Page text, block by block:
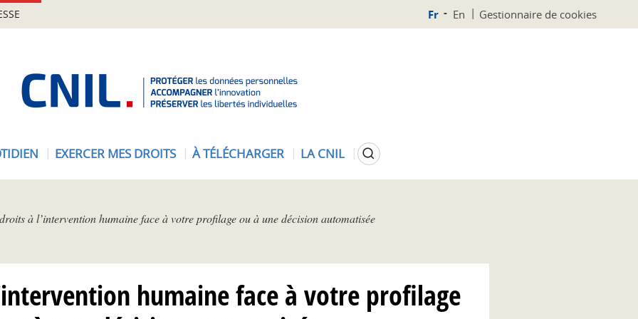
Fr En Gestionnaire de cookies
N
EXERCER MES DROITS À TÉLÉCHARGER LA CNIL Rechercher
à l’intervention humaine face à votre profilage ou à une décision automatisée
humaine face à votre profilage